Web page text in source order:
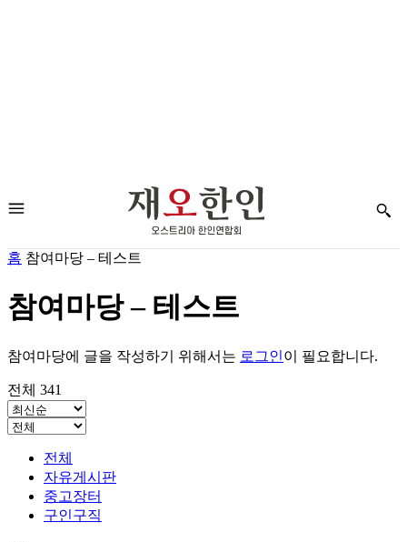
홈 참여마당 – 테스트
참여마당 – 테스트
참여마당에 글을 작성하기 위해서는 로그인이 필요합니다.
전체 341
전체
자유게시판
중고장터
구인구직